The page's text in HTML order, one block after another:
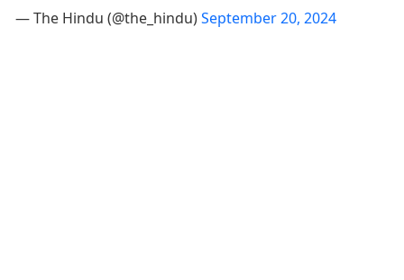
— The Hindu (@the_hindu)September 20, 2024